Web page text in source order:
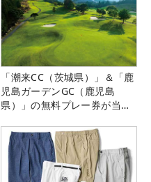
「潮来CC（茨城県）」＆「鹿
児島ガーデンGC（鹿児島
県）」の無料プレー券が当た